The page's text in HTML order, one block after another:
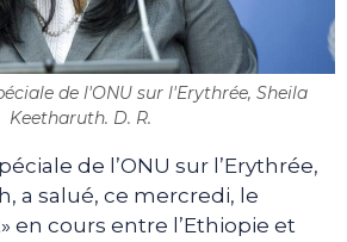
de l'ONU sur l'Erythrée, Sheila
Keetharuth. D. R.
de l’ONU sur l’Erythrée,
a salué, ce mercredi, le
en cours entre l’Ethiopie et